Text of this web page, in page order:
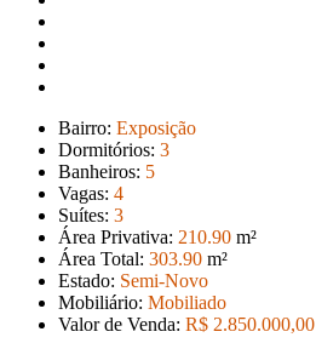
Bairro: Exposição
Dormitórios: 3
Banheiros: 5
Vagas: 4
Suítes: 3
Área Privativa: 210.90 m²
Área Total: 303.90 m²
Estado: Semi-Novo
Mobiliário: Mobiliado
Valor de Venda: R$ 2.850.000,00